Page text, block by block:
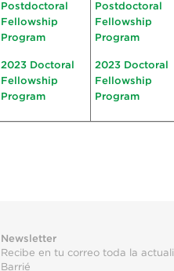
Postdoctoral
Fellowship
Program
2023 Doctoral
Fellowship
Program
Postdoctoral
Fellowship
Program
2023 Doctoral
Fellowship
Program
Newsletter
Recibe en tu correo toda la
Barrié